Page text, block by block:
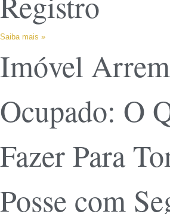
Saiba mais »
Imóvel
Ocupado: O
Fazer Para
Posse com